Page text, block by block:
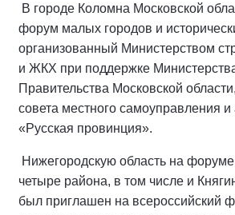
В городе Коломна Московской
форум малых городов и
организованный Министерством
и ЖКХ при поддержке
Правительства Московской
совета местного самоуправления и
«Русская провинция».
Нижегородскую область на
четыре района, в том числе и
был приглашен на всероссийский